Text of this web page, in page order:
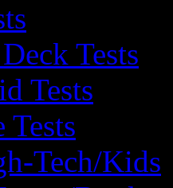
Tests
Tests
Tests
Tech/Kids